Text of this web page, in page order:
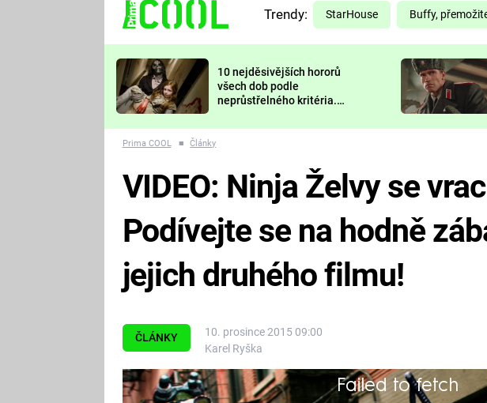
TŘESKU
FUTURAMA
PREDÁTOR
Trendy: StarHouse Buffy,
10 nejděsivějších hororů
všech dob podle
neprůstřelného kritéria.
nejvíc zvednou tep?
Prima COOL ■ Články
ČLÁNKY
10. prosince 2015 09:00
Karel Ryška
VIDEO: Ninja Želvy se
Podívejte se na hodně
jejich druhého filmu!
Failed to fetch
Výborná práce!